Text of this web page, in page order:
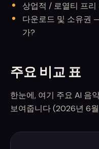
상업적 / 로열티 프
다운로드 및 소유권
가?
주요 비교 표
한눈에, 여기 주요 AI 음
보여줍니다 (2026년 6